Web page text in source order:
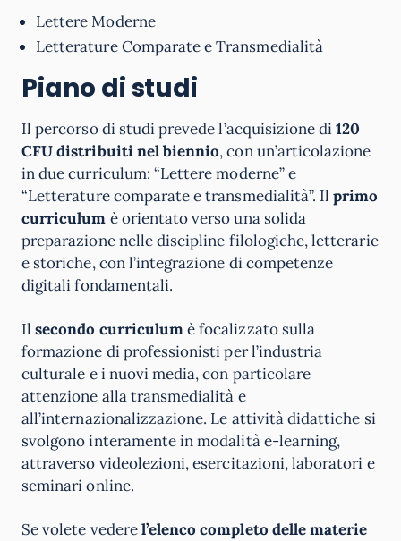
Lettere Moderne
Letterature Comparate e Transmedialità
Piano di studi
Il percorso di studi prevede l’acquisizione di120
CFU distribuiti nel biennio, con un’articolazione
in due curriculum: “Lettere moderne” e
“Letterature comparate e transmedialità”. Ilprimo
curriculum è orientato verso una solida
preparazione nelle discipline filologiche, letterarie
e storiche, con l’integrazione di competenze
digitali fondamentali.
Ilsecondo curriculumè focalizzato sulla
formazione di professionisti per l’industria
culturale e i nuovi media, con particolare
attenzione alla transmedialità e
all’internazionalizzazione. Le attività didattiche si
svolgono interamente in modalità e-learning,
attraverso videolezioni, esercitazioni, laboratori e
seminari online.
Se volete vederel’elenco completo delle materie